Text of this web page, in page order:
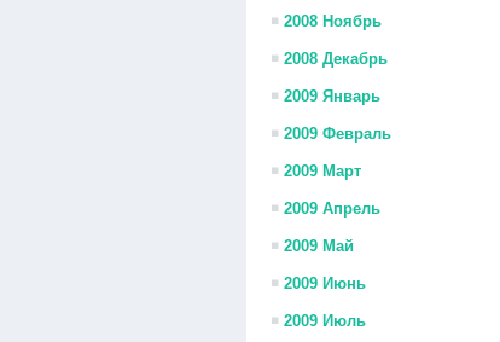
2008 Ноябрь
2008 Декабрь
2009 Январь
2009 Февраль
2009 Март
2009 Апрель
2009 Май
2009 Июнь
2009 Июль